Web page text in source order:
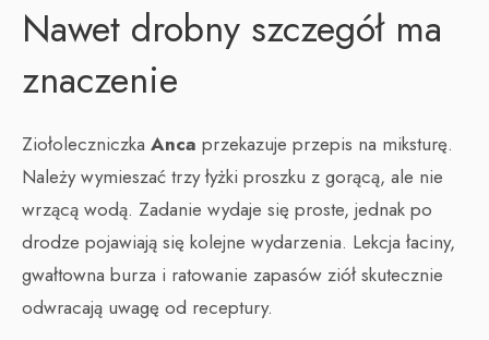
Nawet drobny szczegół ma
znaczenie
Ziołoleczniczka Anca przekazuje przepis na miksturę.
Należy wymieszać trzy łyżki proszku z gorącą, ale nie
wrzącą wodą. Zadanie wydaje się proste, jednak po
drodze pojawiają się kolejne wydarzenia. Lekcja łaciny,
gwałtowna burza i ratowanie zapasów ziół skutecznie
odwracają uwagę od receptury.